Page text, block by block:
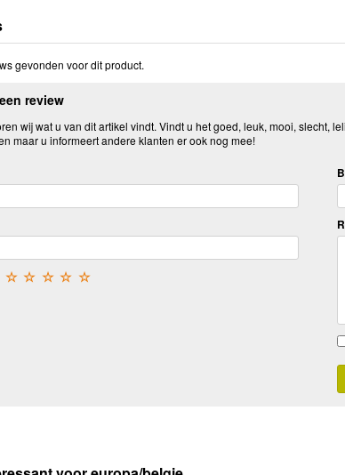
gevonden voor dit product.
review
wij wat u van dit artikel vindt. Vindt u het goed, leuk, mooi, slecht,
maar u informeert andere klanten er ook nog mee!
☆
☆
☆
☆
☆